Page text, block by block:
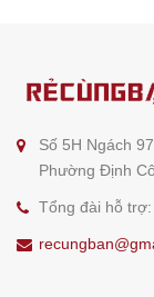
Số 5H Ngách
Phường Định
Tổng đài hỗ trợ: